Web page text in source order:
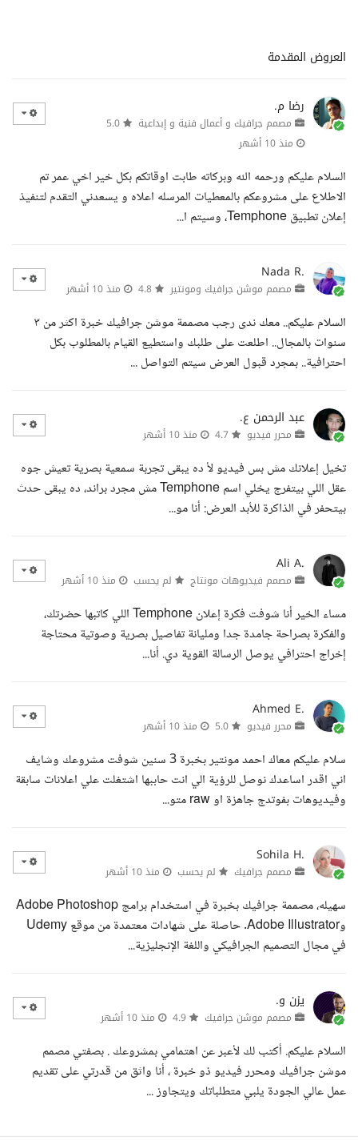
العروض المقدمة
رضا م.
مصمم جرافيك و أعمال فنية و إبداعية
منذ 10 أشهر
السلام عليكم ورحمه الله وبركاته طابت اوقاتكم بكل خير اخي عمر تم
الاطلاع على مشروعكم بالمعطيات المرسله اعلاه و يسعدني التقدم لتنفيذ
إعلان تطبيق Temphone، وسيتم ا...
Nada R.
مصمم موشن جرافيك ومونتير منذ 10 أشهر
السلام عليكم.. معك ندى رجب مصممة موشن جرافيك خبرة اكثر من ٣
سنوات بالمجال.. اطلعت على طلبك واستطيع القيام بالمطلوب بكل
احترافية.. بمجرد قبول العرض سيتم التواصل ...
عبد الرحمن ع.
محرر فيديو منذ 10 أشهر
تخيل إعلانك مش بس فيديو لأ ده يبقى تجربة سمعية بصرية تعيش جوه
عقل اللي بيتفرج يخلي اسم Temphone مش مجرد براند، ده يبقى حدث
بيتحفر في الذاكرة للأبد العرض: أنا مو...
Ali A.
مصمم فيديوهات مونتاج لم يحسب منذ 10 أشهر
مساء الخير أنا شوفت فكرة إعلان Temphone اللي كاتبها حضرتك،
والفكرة بصراحة جامدة جدا ومليانة تفاصيل بصرية وصوتية محتاجة
إخراج احترافي يوصل الرسالة القوية دي. أنا...
Ahmed E.
محرر فيديو منذ 10 أشهر
سلام عليكم معاك احمد مونتير بخبرة 3 سنين شوفت مشروعك وشايف
اني اقدر اساعدك نوصل للرؤية الي انت حاببها اشتغلت علي اعلانات سابقة
وفيديوهات بفوتدج جاهزة او raw متو...
Sohila H.
مصمم جرافيك لم يحسب منذ 10 أشهر
سهيله، مصممة جرافيك بخبرة في استخدام برامج Adobe Photoshop
وAdobe Illustrator. حاصلة على شهادات معتمدة من موقع Udemy
في مجال التصميم الجرافيكي واللغة الإنجليزية...
يزن و.
مصمم موشن جرافيك منذ 10 أشهر
السلام عليكم. أكتب لك لأعبر عن اهتمامي بمشروعك . بصفتي مصمم
موشن جرافيك ومحرر فيديو ذو خبرة ، أنا واثق من قدرتي على تقديم
عمل عالي الجودة يلبي متطلباتك ويتجاوز ...